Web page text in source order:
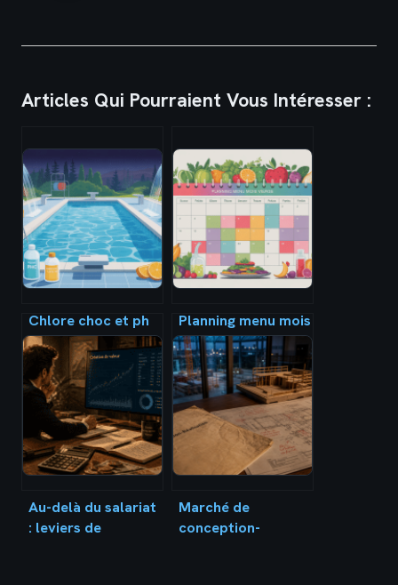
Articles Qui Pourraient Vous Intéresser :
Chlore choc et ph
moins en même
temps : mode
d’emploi sans
risque
Planning menu mois
vierge : modèle à
imprimer pour
organiser vos repas
Au-delà du salariat
: leviers de
Marché de
conception-